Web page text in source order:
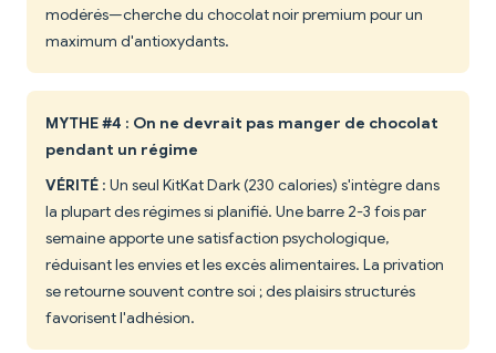
modérés—cherche du chocolat noir premium pour un
maximum d'antioxydants.
MYTHE #4 : On ne devrait pas manger de chocolat
pendant un régime
VÉRITÉ : Un seul KitKat Dark (230 calories) s'intègre dans
la plupart des régimes si planifié. Une barre 2-3 fois par
semaine apporte une satisfaction psychologique,
réduisant les envies et les excès alimentaires. La privation
se retourne souvent contre soi ; des plaisirs structurés
favorisent l'adhésion.